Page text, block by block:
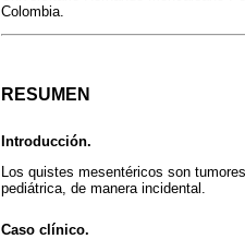
Colombia.
RESUMEN
Introducción.
Los quistes mesentéricos son
pediátrica, de manera incidental.
Caso clínico.